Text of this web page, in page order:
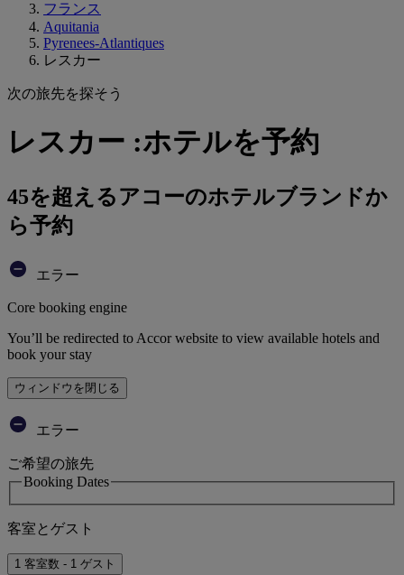
フランス
Aquitania
Pyrenees-Atlantiques
レスカー
次の旅先を探そう
レスカー :ホテルを予約
45を超えるアコーのホテルブランドか
ら予約
エラー
Core booking engine
You’ll be redirected to Accor website to view available hotels and
book your stay
ウィンドウを閉じる
エラー
ご希望の旅先
Booking Dates
客室とゲスト
1 客室数 - 1 ゲスト